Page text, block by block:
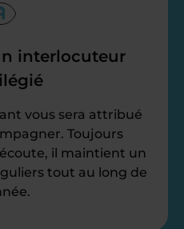
interlocuteur
vous sera attribué
Toujours
il maintient un
tout au long de